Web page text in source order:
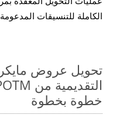
الكاملة للتنسيقات
تحويل عروض
خطوة بخطوة